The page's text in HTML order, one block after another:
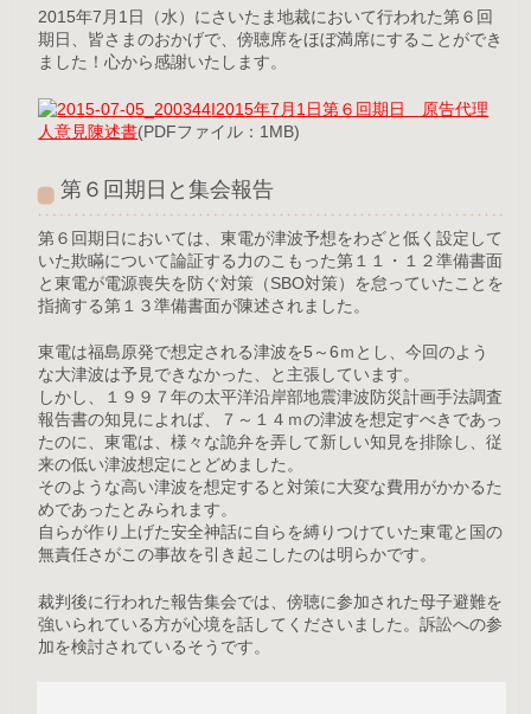
2015年7月1日（水）にさいたま地裁において行われた第６回
期日、皆さまのおかげで、傍聴席をほぼ満席にすることができ
ました！心から感謝いたします。
I2015年7月1日第６回期日 原告代理
人意見陳述書(PDFファイル：1MB)
第６回期日と集会報告
第６回期日においては、東電が津波予想をわざと低く設定して
いた欺瞞について論証する力のこもった第１１・１２準備書面
と東電が電源喪失を防ぐ対策（SBO対策）を怠っていたことを
指摘する第１３準備書面が陳述されました。
東電は福島原発で想定される津波を5～6ｍとし、今回のよう
な大津波は予見できなかった、と主張しています。
しかし、１９９７年の太平洋沿岸部地震津波防災計画手法調査
報告書の知見によれば、７～１４ｍの津波を想定すべきであっ
たのに、東電は、様々な詭弁を弄して新しい知見を排除し、従
来の低い津波想定にとどめました。
そのような高い津波を想定すると対策に大変な費用がかかるた
めであったとみられます。
自らが作り上げた安全神話に自らを縛りつけていた東電と国の
無責任さがこの事故を引き起こしたのは明らかです。
裁判後に行われた報告集会では、傍聴に参加された母子避難を
強いられている方が心境を話してくださいました。訴訟への参
加を検討されているそうです。